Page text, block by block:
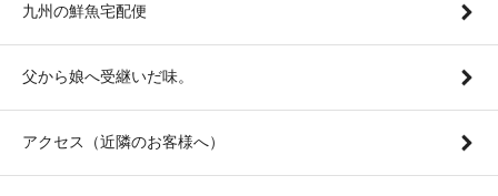
九州の鮮魚宅配便
父から娘へ受継いだ味。
アクセス（近隣のお客様へ）